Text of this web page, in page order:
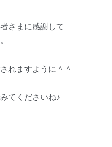
さまに感謝して
れますように＾＾
てくださいね♪